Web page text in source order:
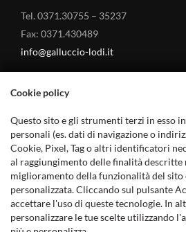
Tel. 0371.30755 – 35237
Fax: 0371.430489
info@galluccio-lodi.it
MARCHI TRATTATI
Land Rover – Concessionario a Lodi
Jaguar – Concessionario a Lodi
Mitsubishi Auto – Concessionario a
Cookie policy
Questo sito e gli strumenti terzi in esso
personali (es. dati di navigazione o
Cookie, Pixel, Tag o altri identificatori
al raggiungimento delle finalità descritte
miglioramento della funzionalità del
personalizzata. Cliccando sul pulsante
accettare l'uso di queste tecnologie. In
personalizzare le tue scelte utilizzando